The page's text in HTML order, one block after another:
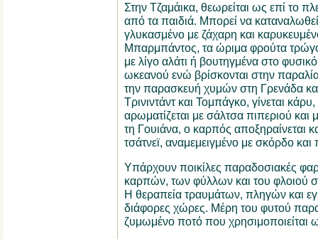
Στην Τζαμάικα, θεωρείται ως επί το
από τα παιδιά. Μπορεί να καταναλωθεί
γλυκασμένο με ζάχαρη και
Μπαρμπάντος, τα ώριμα φρούτα
με λίγο αλάτι ή βουτηγμένα στο
ωκεανού ενώ βρίσκονται στην
την παρασκευή χυμών στη Γρενάδα
Τρινιντάντ και Τομπάγκο, γίνεται κάρυ,
αρωματίζεται με σάλτσα πιπεριού
τη Γουιάνα, ο καρπός αποξηραίνεται
τσάτνεϊ, αναμεμειγμένο με σκόρδο και
Υπάρχουν ποικίλες παραδοσιακές
καρπών, των φύλλων και του φλοιού
Η θεραπεία τραυμάτων, πληγών και
διάφορες χώρες. Μέρη του φυτού
ζυμωμένο ποτό που χρησιμοποιείται